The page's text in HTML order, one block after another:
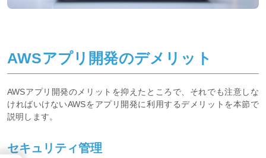
AWSアプリ開発のデメリット
AWSアプリ開発のメリットを抑えたところで、それでも注意しな
ければいけないAWSをアプリ開発に利用するデメリットを本節で
説明します。
セキュリティ管理